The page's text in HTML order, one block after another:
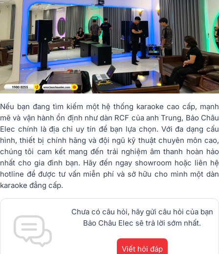
Nếu bạn đang tìm kiếm một hệ thống karaoke cao cấp, mạnh
mẽ và vận hành ổn định như dàn RCF của anh Trung, Bảo Châu
Elec chính là địa chỉ uy tín để bạn lựa chọn. Với đa dạng cấu
hình, thiết bị chính hãng và đội ngũ kỹ thuật chuyên môn cao,
chúng tôi cam kết mang đến trải nghiệm âm thanh hoàn hảo
nhất cho gia đình bạn. Hãy đến ngay showroom hoặc liên hệ
hotline để được tư vấn miễn phí và sở hữu cho mình một dàn
karaoke đẳng cấp.
Chưa có câu hỏi, hãy gửi câu hỏi của bạn
Bảo Châu Elec sẽ trả lời sớm nhất.
Viết hỏi đáp